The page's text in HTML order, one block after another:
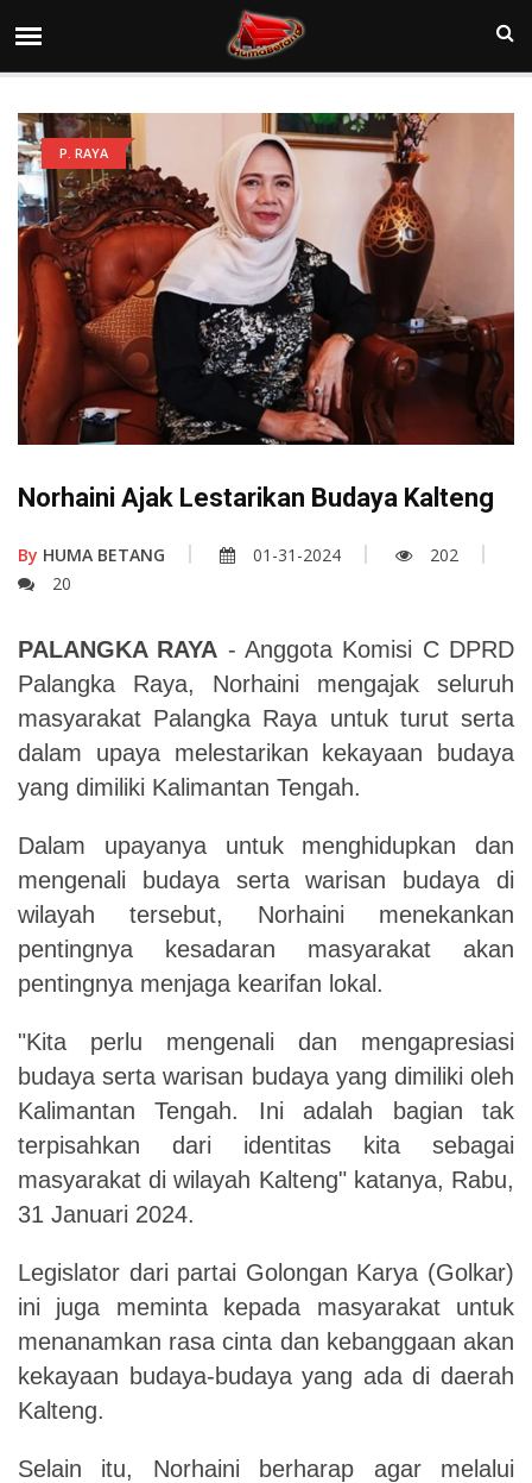
P. RAYA
Norhaini Ajak Lestarikan Budaya Kalteng
By HUMA BETANG 01-31-2024
202
20
PALANGKA RAYA - Anggota Komisi C DPRD
Palangka Raya, Norhaini mengajak seluruh
masyarakat Palangka Raya untuk turut serta
dalam upaya melestarikan kekayaan budaya
yang dimiliki Kalimantan Tengah.
Dalam upayanya untuk menghidupkan dan
mengenali budaya serta warisan budaya di
wilayah tersebut, Norhaini menekankan
pentingnya kesadaran masyarakat akan
pentingnya menjaga kearifan lokal.
"Kita perlu mengenali dan mengapresiasi
budaya serta warisan budaya yang dimiliki oleh
Kalimantan Tengah. Ini adalah bagian tak
terpisahkan dari identitas kita sebagai
masyarakat di wilayah Kalteng" katanya, Rabu,
31 Januari 2024.
Legislator dari partai Golongan Karya (Golkar)
ini juga meminta kepada masyarakat untuk
menanamkan rasa cinta dan kebanggaan akan
kekayaan budaya-budaya yang ada di daerah
Kalteng.
Selain itu, Norhaini berharap agar melalui